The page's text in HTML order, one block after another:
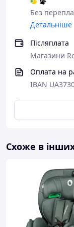
Без
Детальніше
Післяплата
Магазини
Оплата на
IBAN
Схоже в